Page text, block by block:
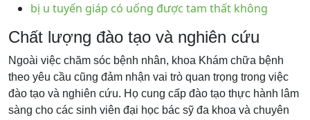
bị u tuyến giáp có uống được tam thất không
Chất lượng đào tạo và nghiên cứu
Ngoài việc chăm sóc bệnh nhân, khoa Khám chữa bệnh
theo yêu cầu cũng đảm nhận vai trò quan trọng trong việc
đào tạo và nghiên cứu. Họ cung cấp đào tạo thực hành lâm
sàng cho các sinh viên đại học bác sỹ đa khoa và chuyên